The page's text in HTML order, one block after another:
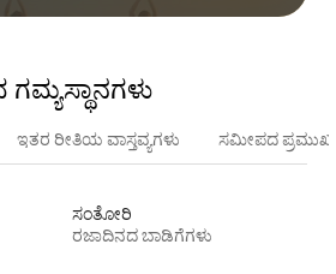
ಇತರ ರೀತಿಯ ವಾಸ್ತವ್ಯಗಳು ಸಮೀಪದ ಪ್ರಮುಖ
ಸಂತೋರಿ
ರಜಾದಿನದ ಬಾಡಿಗೆಗಳು